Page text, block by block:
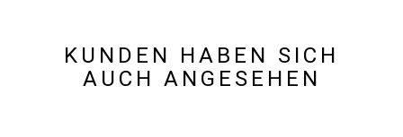
KUNDEN HABEN SICH
AUCH ANGESEHEN